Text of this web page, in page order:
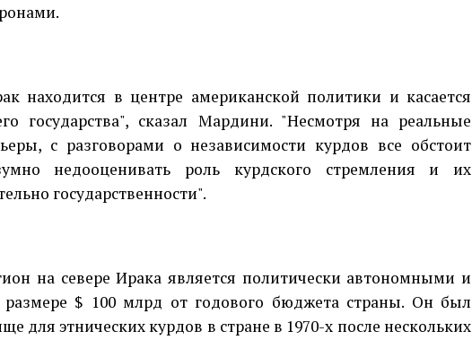
находится в центре американской политики и касается
государства", сказал Мардини. "Несмотря на реальные
с разговорами о независимости курдов все обстоит
недооценивать роль курдского стремления и их
государственности".
на севере Ирака является политически автономными и
$ 100 млрд от годового бюджета страны. Он был
для этнических курдов в стране в 1970-х после нескольких